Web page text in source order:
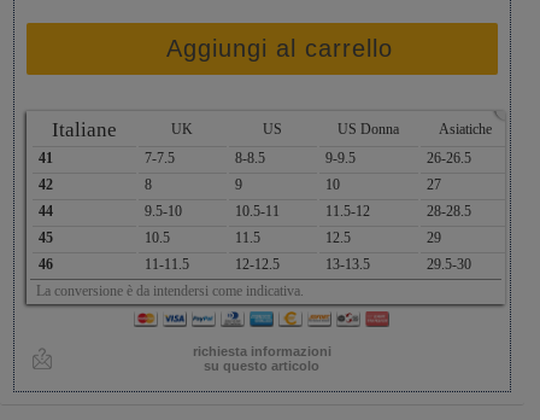
Aggiungi al carrello
Italiane UK US US Donna
Asiatiche
41
7-7.5 8-8.5 9-9.5
26-26.5
42
8 9 10
27
44
9.5-10 10.5-11 11.5-12
28-28.5
45
10.5 11.5 12.5
29
46
11-11.5 12-12.5 13-13.5
29.5-30
La conversione è da intendersi come indicativa.
x
richiesta informazioni
su questo articolo